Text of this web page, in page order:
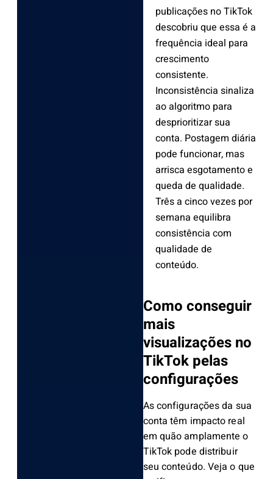
publicações no TikTok
descobriu que essa é a
frequência ideal para
crescimento
consistente.
Inconsistência sinaliza
ao algoritmo para
desprioritizar sua
conta. Postagem diária
pode funcionar, mas
arrisca esgotamento e
queda de qualidade.
Três a cinco vezes por
semana equilibra
consistência com
qualidade de
conteúdo.
Como conseguir
mais
visualizações no
TikTok pelas
configurações
As configurações da sua
conta têm impacto real
em quão amplamente o
TikTok pode distribuir
seu conteúdo. Veja o que